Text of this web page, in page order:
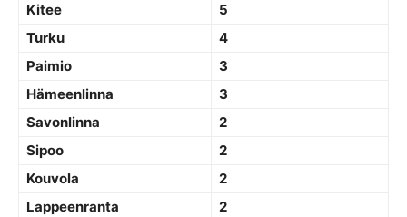
Kitee
5
Turku
4
Paimio
3
Hämeenlinna
3
Savonlinna
2
Sipoo
2
Kouvola
2
Lappeenranta
2